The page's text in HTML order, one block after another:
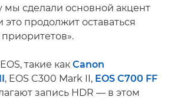
сделали основной акцент
это продолжит оставаться
такие как Canon
, EOS C300 Mark II, EOS C700 FF
запись HDR — в этом